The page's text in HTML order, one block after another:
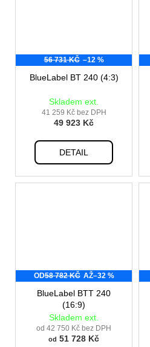
56 731 KČ –12 %
BlueLabel BT 240 (4:3)
Skladem ext.
41 259 Kč bez DPH
49 923 Kč
DETAIL
OD58 782 KČ AŽ–32 %
BlueLabel BTT 240
(16:9)
Skladem ext.
od 42 750 Kč bez DPH
od 51 728 Kč